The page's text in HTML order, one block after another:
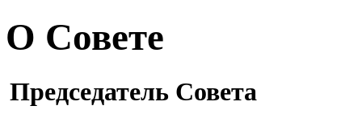
О Совете
Председатель Совета